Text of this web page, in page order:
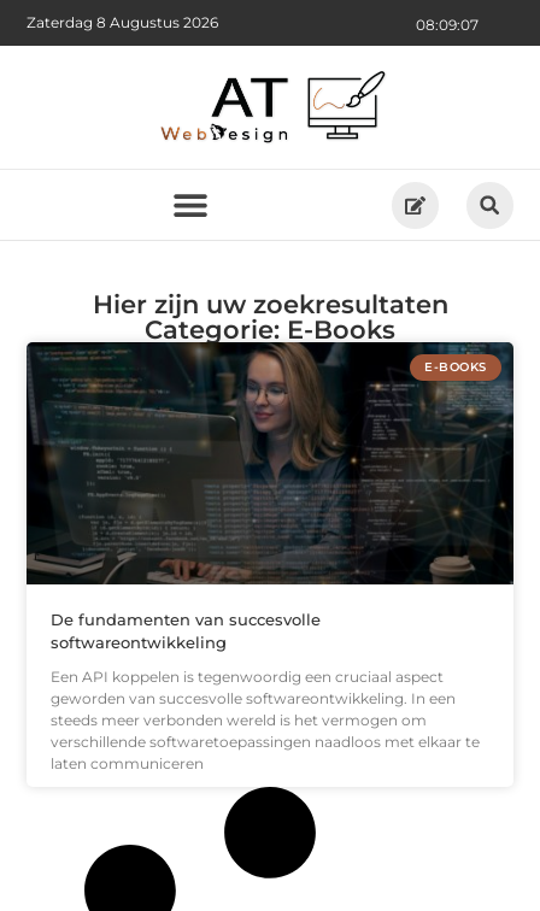
08:09:07
Zaterdag 8 Augustus 2026
Hier zijn uw zoekresultaten
Categorie: E-Books
E-BOOKS
De fundamenten van succesvolle
softwareontwikkeling
Een API koppelen is tegenwoordig een cruciaal aspect
geworden van succesvolle softwareontwikkeling. In een
steeds meer verbonden wereld is het vermogen om
verschillende softwaretoepassingen naadloos met elkaar te
laten communiceren